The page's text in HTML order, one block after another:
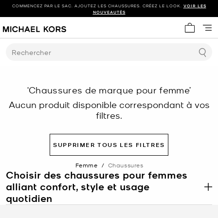
COMMENCEZ PAR LE SAC. AJOUTEZ LES CHAUSSURES. CRÉEZ LE LOOK. VOIR LES
NOUVEAUTÉS
Mon
Rechercher
‘Chaussures de marque pour femme’
Aucun produit disponible correspondant à vos
filtres.
SUPPRIMER TOUS LES FILTRES
Femme / Chaussures
Choisir des chaussures pour femmes
alliant confort, style et usage
quotidien